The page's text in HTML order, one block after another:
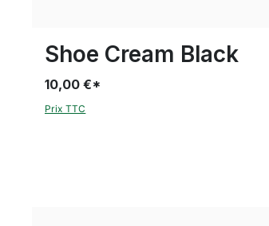
Shoe Cream Black
10,00 €*
Prix TTC